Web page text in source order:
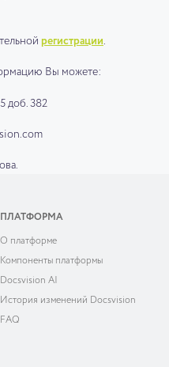
регистрации.
Вы можете:
доб. 382
ПЛАТФОРМА
О платформе
Компоненты платформы
Docsvision AI
История изменений Docsvision
FAQ